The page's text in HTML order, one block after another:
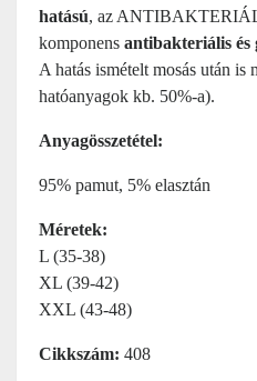
hatású, az
komponens antibakteriális és
A hatás ismételt mosás után is
hatóanyagok kb. 50%-a).
Anyagösszetétel:
95% pamut, 5% elasztán
Méretek:
L (35-38)
XL (39-42)
XXL (43-48)
Cikkszám: 408